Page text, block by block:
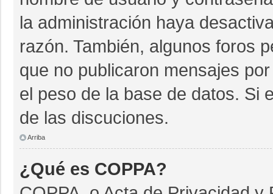
la administración haya
razón. También, algunos foros
que no publicaron mensajes
el peso de la base de datos. Si
de las discuciones.
Arriba
¿Qué es COPPA?